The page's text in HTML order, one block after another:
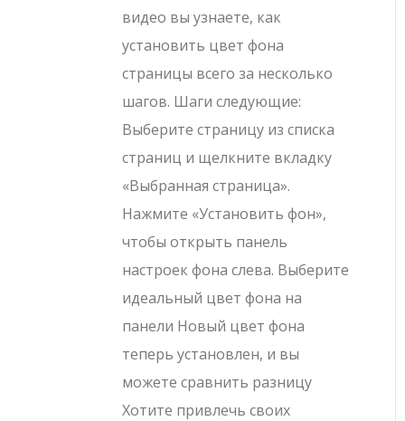
видео вы узнаете, как
установить цвет фона
страницы всего за несколько
шагов. Шаги следующие:
Выберите страницу из списка
страниц и щелкните вкладку
«Выбранная страница».
Нажмите «Установить фон»,
чтобы открыть панель
настроек фона слева. Выберите
идеальный цвет фона на
панели Новый цвет фона
теперь установлен, и вы
можете сравнить разницу
Хотите привлечь своих